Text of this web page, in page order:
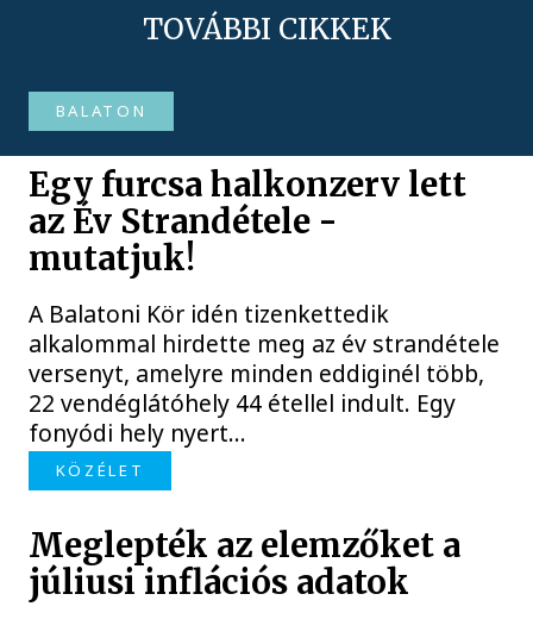
TOVÁBBI CIKKEK
BALATON
Egy furcsa halkonzerv lett
az Év Strandétele -
mutatjuk!
A Balatoni Kör idén tizenkettedik
alkalommal hirdette meg az év strandétele
versenyt, amelyre minden eddiginél több,
22 vendéglátóhely 44 étellel indult. Egy
fonyódi hely nyert...
KÖZÉLET
Meglepték az elemzőket a
júliusi inflációs adatok